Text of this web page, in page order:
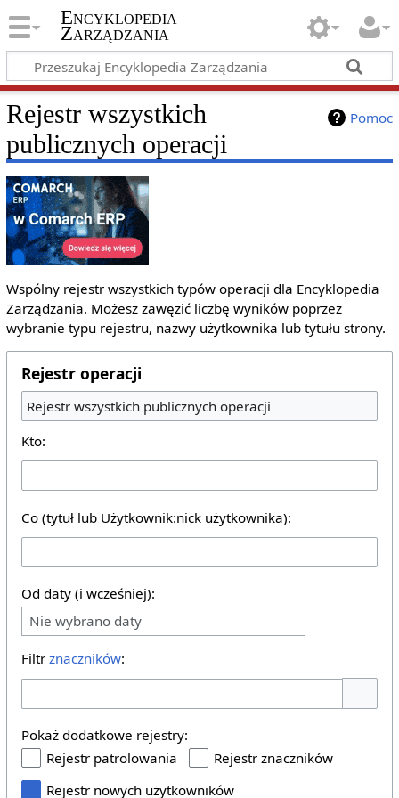
Encyklopedia
Zarządzania
Pomoc
Rejestr wszystkich
publicznych operacji
Wspólny rejestr wszystkich typów operacji dla Encyklopedia
Zarządzania. Możesz zawęzić liczbę wyników poprzez
wybranie typu rejestru, nazwy użytkownika lub tytułu strony.
Rejestr operacji
Rejestr wszystkich publicznych operacji
Kto:
Co (tytuł lub Użytkownik:nick użytkownika):
Od daty (i wcześniej):
Nie wybrano daty
Filtr znaczników:
Pokaż dodatkowe rejestry:
Rejestr patrolowania
Rejestr znaczników
Rejestr nowych użytkowników